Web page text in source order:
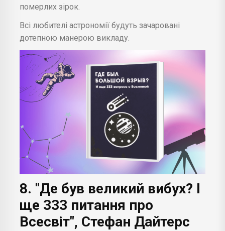
померлих зірок.
Всі любителі астрономії будуть зачаровані
дотепною манерою викладу.
8. "Де був великий вибух? І
ще 333 питання про
Всесвіт", Стефан Дайтерс